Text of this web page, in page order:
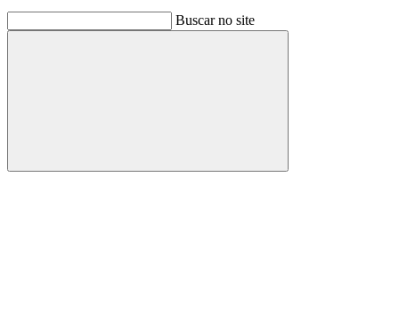
Buscar no site
Buscar